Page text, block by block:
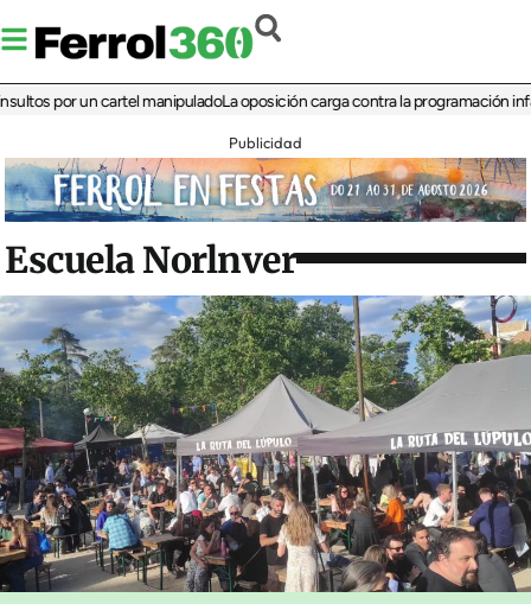
por un cartel manipuladoLa oposición carga contra la programación infantil
Publicidad
Escuela Norlnver